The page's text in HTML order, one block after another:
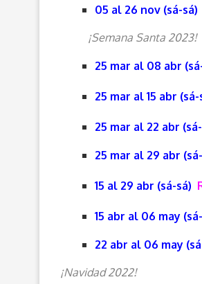
05 al 26 nov (sá-sá)
¡Semana Santa 2023!
25 mar al 08 abr
25 mar al 15 abr (sá-
25 mar al 22 abr
25 mar al 29 abr
15 al 29 abr (sá-sá)
15 abr al 06 may
22 abr al 06 may
¡Navidad 2022!